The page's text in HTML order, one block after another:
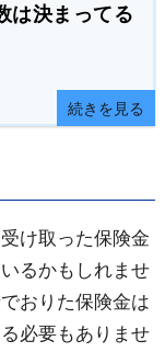
は決まってる
続きを見る
け取った保険金
るかもしれませ
おりた保険金は
必要もありませ